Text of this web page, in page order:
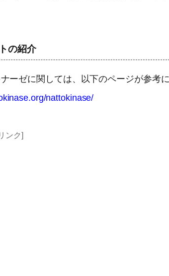
の紹介
ーゼに関しては、以下のページが参考に
nattokinase/
ンク]